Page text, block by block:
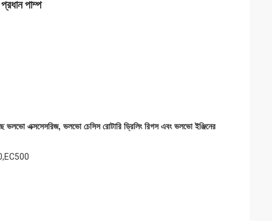
পাম্প
ভলভো এক্সসেসরিজ, ভলভো চেসিস রোটারি ড্রিলিং রিগস এবং ভলভো ইঞ্জিনের